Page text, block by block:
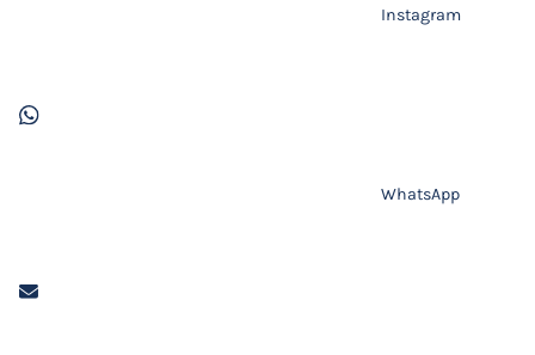
Instagram
WhatsApp